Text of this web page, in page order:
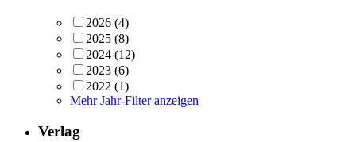
2026 (4)
2025 (8)
2024 (12)
2023 (6)
2022 (1)
Mehr Jahr-Filter anzeigen
Verlag